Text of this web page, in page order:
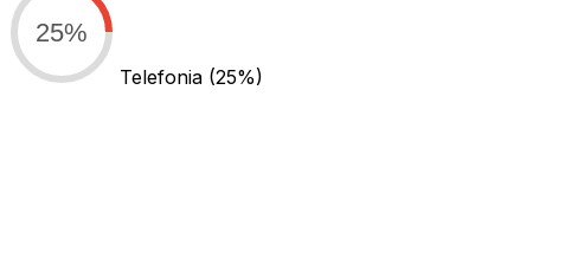
25%
Telefonia (25%)